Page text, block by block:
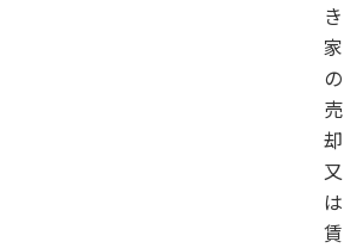
き
家
の
売
却
又
は
賃